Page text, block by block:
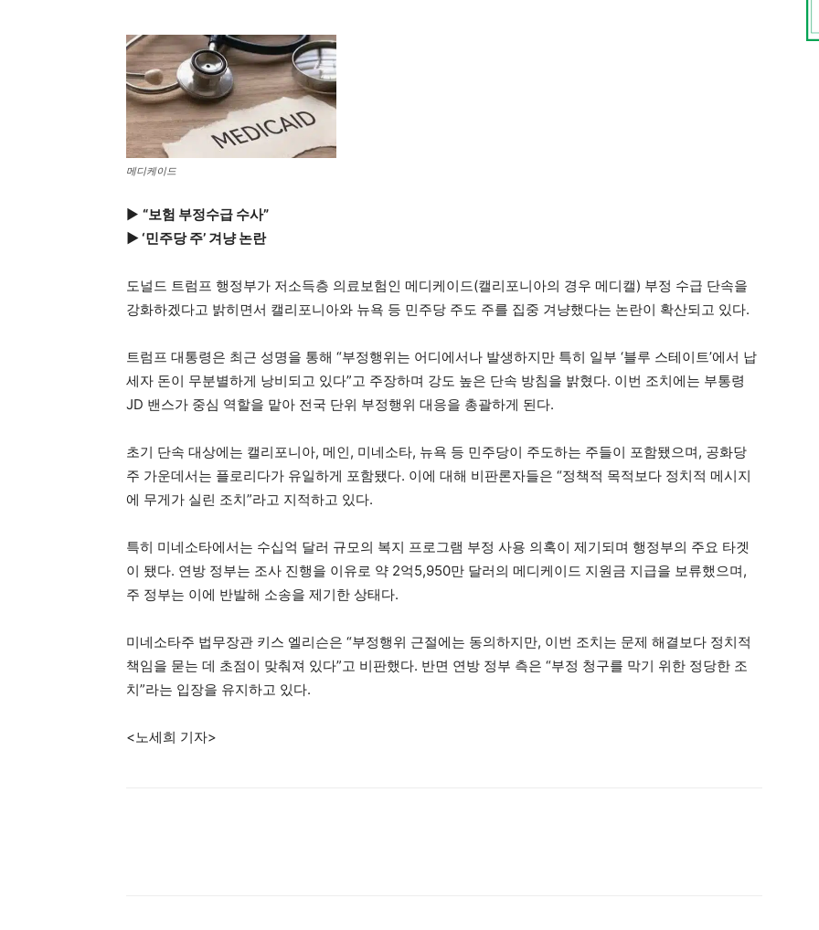
메디케이드
▶ “보험 부정수급 수사”
▶ ‘민주당 주’ 겨냥 논란
도널드 트럼프 행정부가 저소득층 의료보험인 메디케이드(캘리포니아의 경우 메디캘) 부정 수급 단속을
강화하겠다고 밝히면서 캘리포니아와 뉴욕 등 민주당 주도 주를 집중 겨냥했다는 논란이 확산되고 있다.
트럼프 대통령은 최근 성명을 통해 “부정행위는 어디에서나 발생하지만 특히 일부 ‘블루 스테이트’에서 납
세자 돈이 무분별하게 낭비되고 있다”고 주장하며 강도 높은 단속 방침을 밝혔다. 이번 조치에는 부통령
JD 밴스가 중심 역할을 맡아 전국 단위 부정행위 대응을 총괄하게 된다.
초기 단속 대상에는 캘리포니아, 메인, 미네소타, 뉴욕 등 민주당이 주도하는 주들이 포함됐으며, 공화당
주 가운데서는 플로리다가 유일하게 포함됐다. 이에 대해 비판론자들은 “정책적 목적보다 정치적 메시지
에 무게가 실린 조치”라고 지적하고 있다.
특히 미네소타에서는 수십억 달러 규모의 복지 프로그램 부정 사용 의혹이 제기되며 행정부의 주요 타겟
이 됐다. 연방 정부는 조사 진행을 이유로 약 2억5,950만 달러의 메디케이드 지원금 지급을 보류했으며,
주 정부는 이에 반발해 소송을 제기한 상태다.
미네소타주 법무장관 키스 엘리슨은 “부정행위 근절에는 동의하지만, 이번 조치는 문제 해결보다 정치적
책임을 묻는 데 초점이 맞춰져 있다”고 비판했다. 반면 연방 정부 측은 “부정 청구를 막기 위한 정당한 조
치”라는 입장을 유지하고 있다.
<노세희 기자>